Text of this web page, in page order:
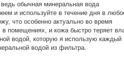
обычная минеральная вода
и используйте в течение дня в
что особенно актуально во время
помещениях, и кожа быстро теряет
водой, которую я использую каждый
водой из фильтра.